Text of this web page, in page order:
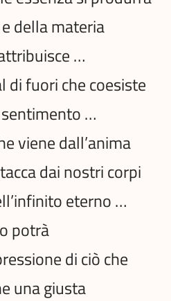
della materia
…
di fuori che coesiste
…
viene dall’anima
dai nostri corpi
eterno …
potrà
di ciò che
una giusta